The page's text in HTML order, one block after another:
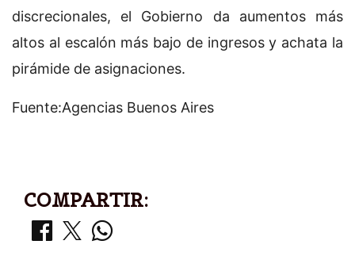
discrecionales, el Gobierno da aumentos más
altos al escalón más bajo de ingresos y achata la
pirámide de asignaciones.
Fuente:Agencias Buenos Aires
COMPARTIR: